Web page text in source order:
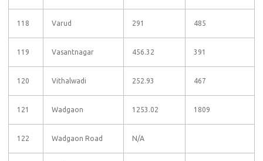
118 Varud 291 485
119 Vasantnagar 456.32 391
120 Vithalwadi 252.93 467
121 Wadgaon 1253.02 1809
122 Wadgaon Road N/A